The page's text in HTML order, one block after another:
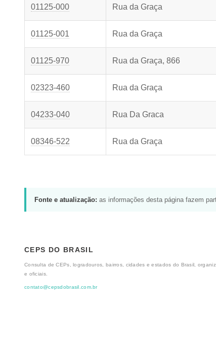
01125-000 Rua da Graça
01125-001 Rua da Graça
01125-970 Rua da Graça, 866
02323-460 Rua da Graça
04233-040 Rua Da Graca
08346-522 Rua da Graça
Fonte e atualização: as informações desta página fazem
CEPS DO BRASIL
Consulta de CEPs, logradouros, bairros, cidades e estados do Brasil,
e oficiais.
contato@cepsdobrasil.com.br